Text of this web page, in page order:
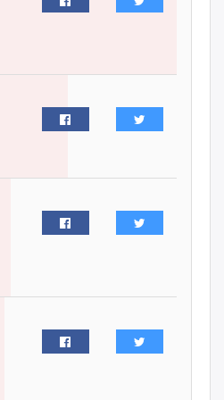
I хорооллын арын замыг
зайлуулах шугамын хөндлөн
сэтэлгээ хийнэ
нас барсных нь дараа ч
хуулиар хамгаалах ёстой
Оюу толгойгоос “Рио Тинто”